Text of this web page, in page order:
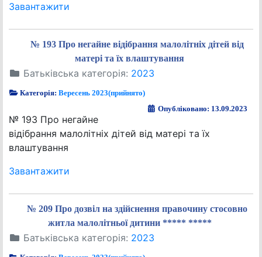
Завантажити
№ 193 Про негайне відібрання малолітніх дітей від
матері та їх влаштування
Батьківська категорія: 2023
Категорія:Вересень 2023(прийнято)
Опубліковано: 13.09.2023
№ 193 Про негайне
відібрання малолітніх дітей від матері та їх
влаштування
Завантажити
№ 209 Про дозвіл на здійснення правочину стосовно
житла малолітньої дитини ***** *****
Батьківська категорія: 2023